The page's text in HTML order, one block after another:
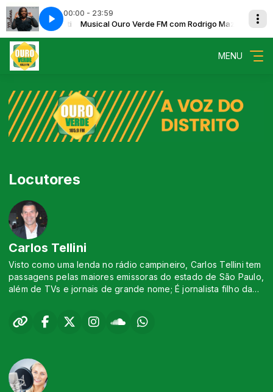
00:00 - 23:59
Rodrigo Mazutti Musical Ouro Verde FM com Rodrigo Mazutti
Mabena Thank You Lord
MENU
Locutores
Carlos Tellini
Visto como uma lenda no rádio campineiro, Carlos Tellini tem
passagens pelas maiores emissoras do estado de São Paulo,
além de TVs e jornais de grande nome; É jornalista filho da